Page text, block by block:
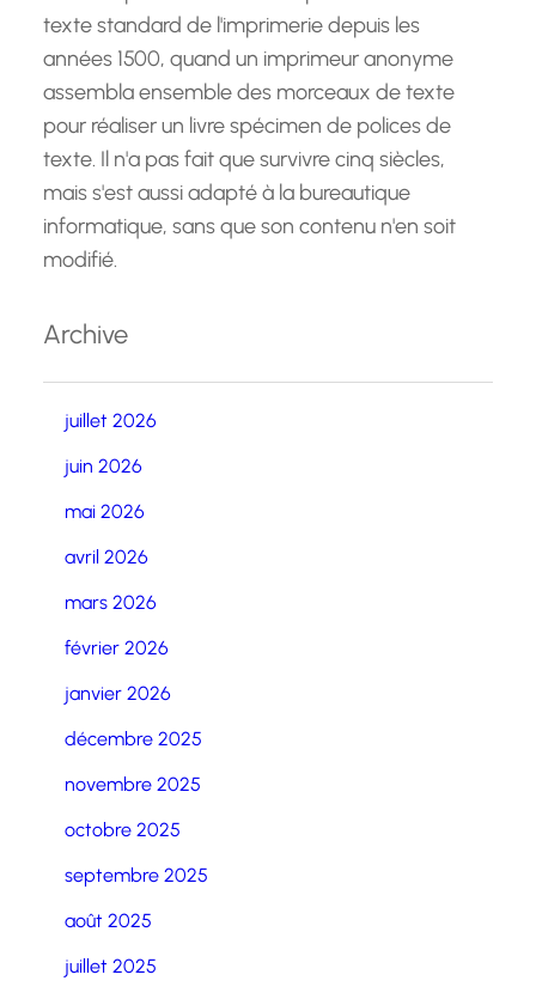
texte standard de l'imprimerie depuis les
années 1500, quand un imprimeur anonyme
assembla ensemble des morceaux de texte
pour réaliser un livre spécimen de polices de
texte. Il n'a pas fait que survivre cinq siècles,
mais s'est aussi adapté à la bureautique
informatique, sans que son contenu n'en soit
modifié.
Archive
juillet 2026
juin 2026
mai 2026
avril 2026
mars 2026
février 2026
janvier 2026
décembre 2025
novembre 2025
octobre 2025
septembre 2025
août 2025
juillet 2025